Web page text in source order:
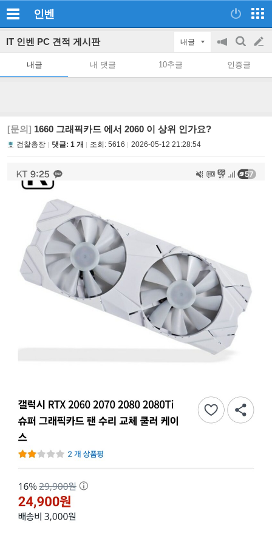
인벤
IT 인벤 PC 견적 게시판 내글
공
on/off
검
색
글
쓰
내글 내 댓글 10추글 인증글
[문의] 1660 그래픽카드 에서 2060 이 상위 인가요?
검찰총장 댓글: 1 개 조회: 5616 2026-05-12 21:28:54